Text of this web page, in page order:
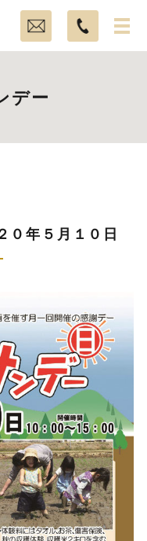
デー
年５月１０日